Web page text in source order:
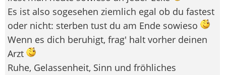
Es ist also sogesehen ziemlich egal ob du fastest
oder nicht: sterben tust du am Ende sowieso
Wenn es dich beruhigt, frag' halt vorher deinen
Arzt
Ruhe, Gelassenheit, Sinn und fröhliches